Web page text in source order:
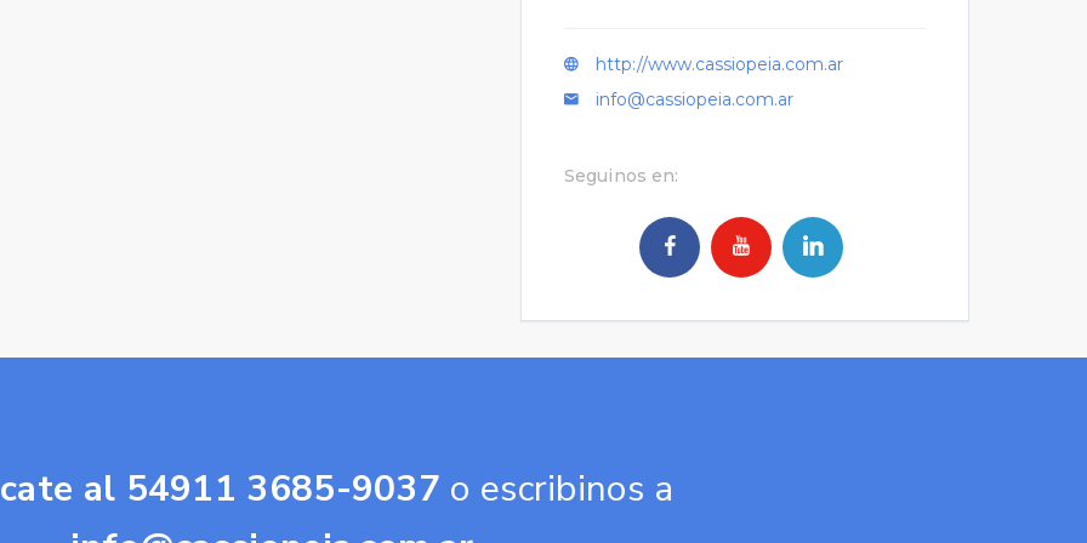
http://www.cassiopeia.com.ar
info@cassiopeia.com.ar
Seguinos en:
al 54911 3685-9037 o escribinos a